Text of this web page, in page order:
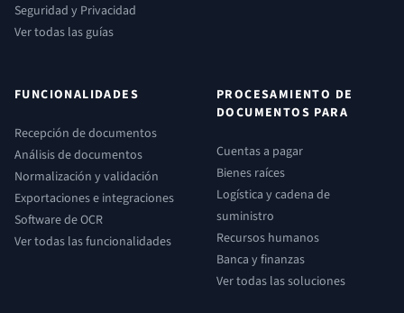
Seguridad y Privacidad
Ver todas las guías
FUNCIONALIDADES
Recepción de documentos
Análisis de documentos
Normalización y validación
Exportaciones e integraciones
Software de OCR
Ver todas las funcionalidades
PROCESAMIENTO DE
DOCUMENTOS PARA
Cuentas a pagar
Bienes raíces
Logística y cadena de
suministro
Recursos humanos
Banca y finanzas
Ver todas las soluciones